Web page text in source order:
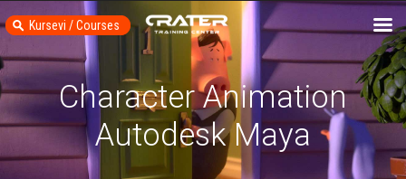
Character Animation
Autodesk Maya
Kursevi / Courses